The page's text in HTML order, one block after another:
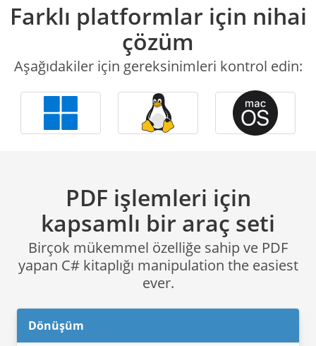
Farklı platformlar için nihai
çözüm
Aşağıdakiler için gereksinimleri kontrol edin:
PDF işlemleri için
kapsamlı bir araç seti
Birçok mükemmel özelliğe sahip ve PDF
yapan C# kitaplığı manipulation the easiest
ever.
Dönüşüm